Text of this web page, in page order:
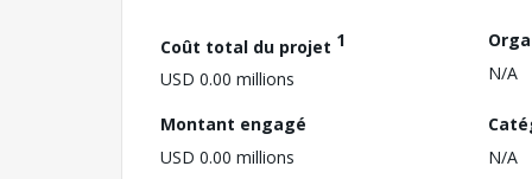
Coût total du projet 1
USD 0.00 millions
N/A
Montant engagé
USD 0.00 millions
N/A